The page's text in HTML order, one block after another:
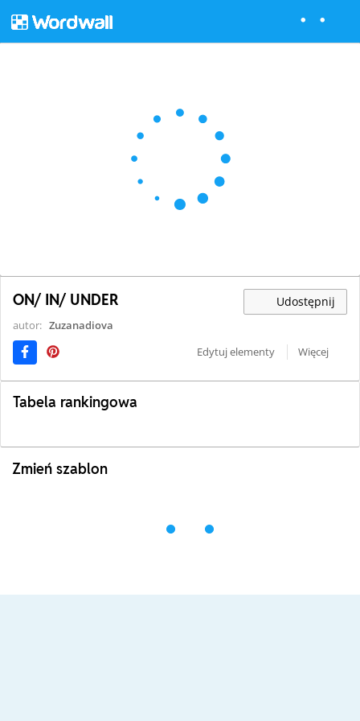
ON/ IN/ UNDER Udostępnij
autor: Zuzanadiova
Edytuj elementy
Więcej
Tabela rankingowa
Zmień szablon